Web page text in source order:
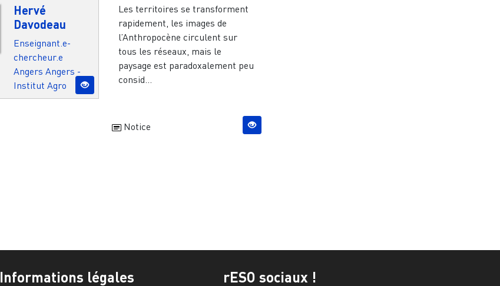
Hervé
Davodeau
Enseignant.e-
chercheur.e
Angers Angers -
Institut Agro
Les territoires se transforment
rapidement, les images de
l’Anthropocène circulent sur
tous les réseaux, mais le
paysage est paradoxalement peu
consid...
Notice
Informations légales rESO sociaux !